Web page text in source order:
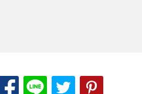
分享至 Facebook-另開新
分享至 LINE-另開
分享至 X（